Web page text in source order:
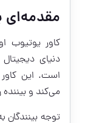
مقدمه‌ای
کاور یوتیوب
دنیای
است. این
می‌کند و
توجه